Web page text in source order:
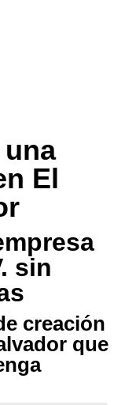
El
sin
creación
que